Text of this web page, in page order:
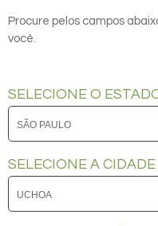
Procure pelos campos
você.
SELECIONE O
SELECIONE A CIDADE